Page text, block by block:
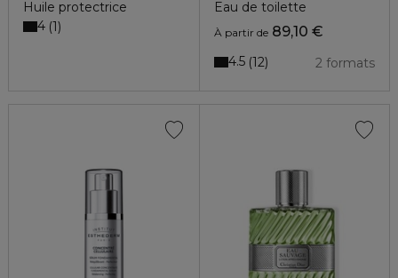
Huile protectrice
4 1
Eau de toilette
À partir de89,10 €
2 formats
4.5 12